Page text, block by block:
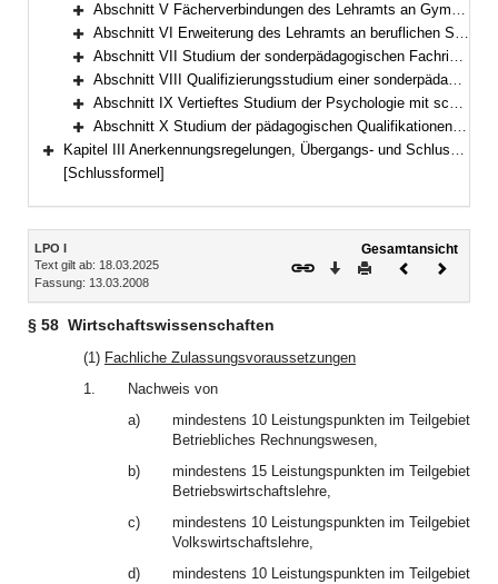
Bereich erweitern
Abschnitt V Fächerverbindungen des Lehramts an Gymnasien; vertieftes Studium der Fächer (§§ 59–84)
Bereich erweitern
Abschnitt VI Erweiterung des Lehramts an beruflichen Schulen (§§ 85–89)
Bereich erweitern
Abschnitt VII Studium der sonderpädagogischen Fachrichtungen; Fächerverbindungen des Lehramts für Sonderpädagogik (§§ 90–100)
Bereich erweitern
Abschnitt VIII Qualifizierungsstudium einer sonderpädagogischen Fachrichtung Studium der sonderpädagogischen Qualifikationen (§§ 101 bis 109) (§§ 101–109)
Bereich erweitern
Abschnitt IX Vertieftes Studium der Psychologie mit schulpsychologischem Schwerpunkt (§ 110)
Bereich erweitern
Abschnitt X Studium der pädagogischen Qualifikationen (§§ 111–119)
Bereich erweitern
Kapitel III Anerkennungsregelungen, Übergangs- und Schlussbestimmungen, Besondere Bestimmungen anlässlich der COVID-19-Pandemie (§§ 120–127)
[Schlussformel]
Inhalt
LPO I
Text gilt ab: 18.03.2025
Fassung: 13.03.2008
Gesamtansicht
Download
DruckenVorheriges
§ 58 Wirtschaftswissenschaften
(1) Fachliche Zulassungsvoraussetzungen
1.
Nachweis von
a)
mindestens 10 Leistungspunkten im Teilgebiet
Betriebliches Rechnungswesen,
b)
mindestens 15 Leistungspunkten im Teilgebiet
Betriebswirtschaftslehre,
c)
mindestens 10 Leistungspunkten im Teilgebiet
Volkswirtschaftslehre,
d)
mindestens 10 Leistungspunkten im Teilgebiet